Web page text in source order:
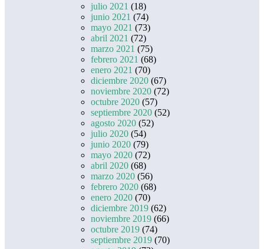
julio 2021 (18)
junio 2021 (74)
mayo 2021 (73)
abril 2021 (72)
marzo 2021 (75)
febrero 2021 (68)
enero 2021 (70)
diciembre 2020 (67)
noviembre 2020 (72)
octubre 2020 (57)
septiembre 2020 (52)
agosto 2020 (52)
julio 2020 (54)
junio 2020 (79)
mayo 2020 (72)
abril 2020 (68)
marzo 2020 (56)
febrero 2020 (68)
enero 2020 (70)
diciembre 2019 (62)
noviembre 2019 (66)
octubre 2019 (74)
septiembre 2019 (70)